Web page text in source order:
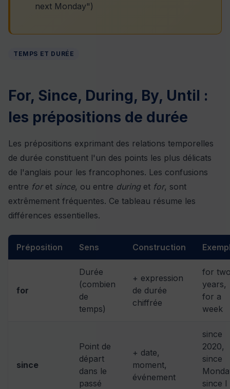
next Monday")
TEMPS ET DURÉE
For, Since, During, By, Until :
les prépositions de durée
Les prépositions exprimant des relations temporelles
de durée constituent l'un des points les plus délicats
de l'anglais pour les francophones. Les confusions
entre foret since, ou entre duringet for, sont
extrêmement fréquentes. Ce tableau résume les
différences essentielles.
Préposition Sens Construction
for
Durée
(combien
de
temps)
+ expression
de durée
chiffrée
for
years,
for a
week
since
Point de
départ
dans le
passé
+ date,
moment,
événement
since
2020,
since
since I